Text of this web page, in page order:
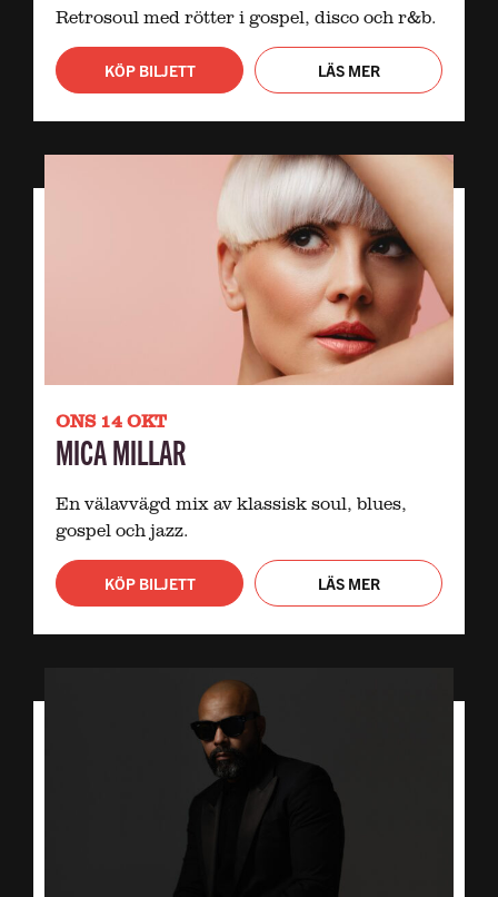
Retrosoul med rötter i gospel, disco och r&b.
KÖP BILJETT LÄS MER
ONS 14 OKT
MICA MILLAR
En välavvägd mix av klassisk soul, blues,
gospel och jazz.
KÖP BILJETT LÄS MER